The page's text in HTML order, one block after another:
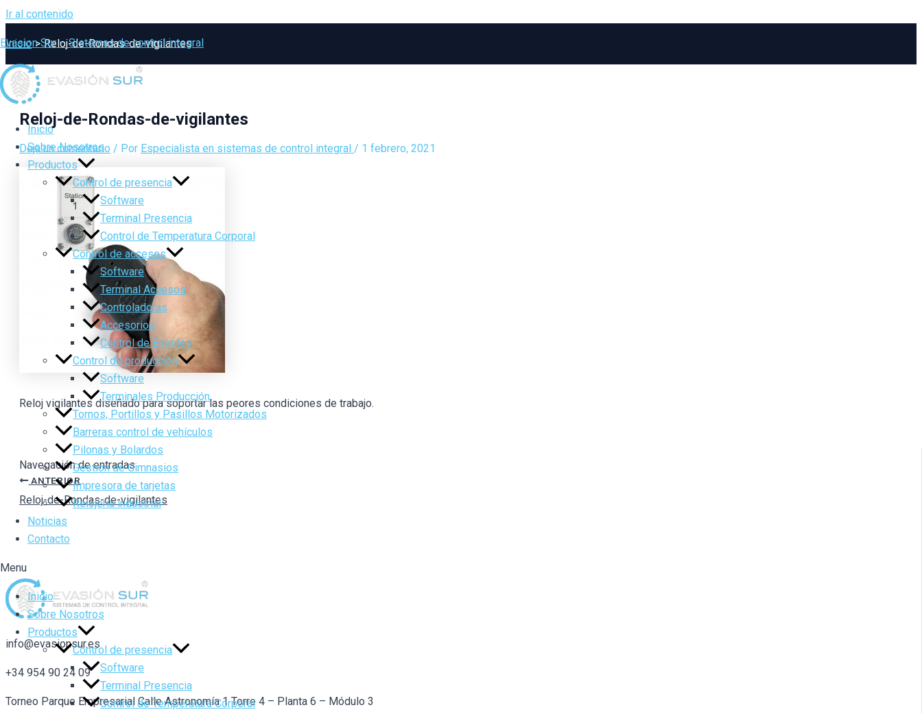
Ir al contenido
Evasion Sur – Sistemas de control integral
Inicio
Sobre Nosotros
Productos
Control de presencia
Software
Terminal Presencia
Control de Temperatura Corporal
Control de accesos
Software
Terminal Accesos
Controladoras
Accesorios
Control de Errantes
Control de producción
Software
Terminales Producción
Tornos, Portillos y Pasillos Motorizados
Barreras control de vehículos
Pilonas y Bolardos
Gestión de Gimnasios
Impresora de tarjetas
Relojería industrial
Noticias
Contacto
Menu
Inicio
Sobre Nosotros
Productos
Control de presencia
Software
Terminal Presencia
Control de Temperatura Corporal
Inicio Reloj-de-Rondas-de-vigilantes
Reloj-de-Rondas-de-vigilantes
Deja un comentario / Por Especialista en sistemas de control integral / 1 febrero, 2021
Reloj vigilantes diseñado para soportar las peores condiciones de trabajo.
Navegación de entradas
ANTERIOR
Reloj-de-Rondas-de-vigilantes
info@evasionsur.es
+34 954 90 24 09
Torneo Parque Empresarial Calle Astronomía 1 Torre 4 – Planta 6 – Módulo 3